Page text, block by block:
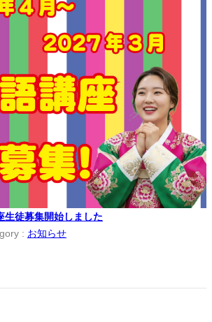
生徒募集開始しました
: お知らせ